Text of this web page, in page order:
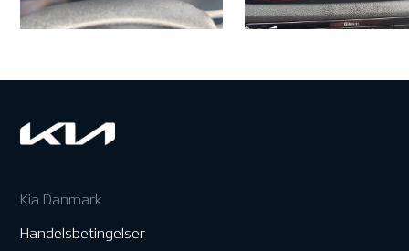
Kia Danmark
Handelsbetingelser